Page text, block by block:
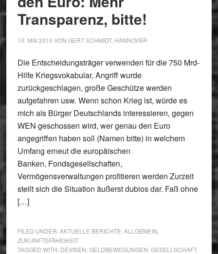
Transparenz, bitte!
10. MAI 2010 VON GERT SCHMIDT, HANNOVER
Die Entscheidungsträger verwenden für die 750 Mrd-
Hilfe Kriegsvokabular, Angriff wurde
zurückgeschlagen, große Geschütze werden
aufgefahren usw. Wenn schon Krieg ist, würde es
mich als Bürger Deutschlands interessieren, gegen
WEN geschossen wird, wer genau den Euro
angegriffen haben soll (Namen bitte) in welchem
Umfang erneut die europäischen
Banken, Fondsgesellschaften,
Vermögensverwaltungen profitieren werden Zurzeit
stellt sich die Situation äußerst dubios dar. Faß ohne
[…]
FILED UNDER:AKTUELLE BERICHTE ALLGEMEIN
ZUKUNFTSFÄHIGKEIT
TAGGED WITH: DEVISEN GELDBEWEGUNGEN GESELLSCHAFT,